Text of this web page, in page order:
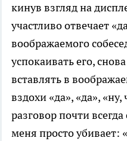
кинув взгляд на
участливо отвечает
воображаемого
успокаивать его,
вставлять в
вздохи «да», «да»,
разговор почти
меня просто убивает: